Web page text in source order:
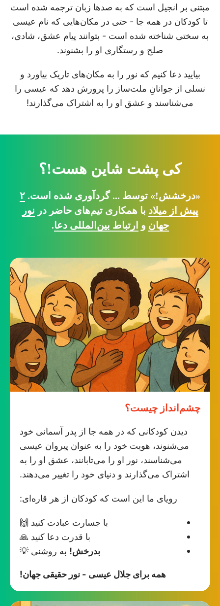
مبتنی بر انجیل است که به صدها زبان ترجمه شده است
تا کودکان در همه جا - حتی در مکان‌هایی که نام عیسی
به سختی شناخته شده است - بتوانند پیام عشق، شادی،
صلح و رستگاری او را بشنوند.
بیایید دعا کنیم که نور را به مکان‌های تاریک بیاورد و
نسلی از جوانانِ ملت‌ساز را پرورش دهد که عیسی را
می‌شناسند و عشق او را به اشتراک می‌گذارند!
کی پشت شاین هست!؟
«درخشش!» توسط ... گردآوری شده است. ۲
پیش از میلاد با همکاری تیم‌های حاضر در نور
جهان و ارتباط بین‌المللی دعا.
چشم‌انداز چیست؟
دیدن کودکانی که در همه جا از پدر آسمانی خود
می‌شنوند، هویت خود را به عنوان پیروان عیسی
می‌شناسند، نور او را می‌تابانند، عشق او را به
اشتراک می‌گذارند و دنیای خود را تغییر می‌دهند.
رویای ما این است که کودکان از هر قاره‌ای:
با جسارت عبادت کنید 🙌
با قدرت دعا کنید 🙏
بدرخش! به روشنی 💡
همه برای جلال عیسی - نور حقیقی جهان!